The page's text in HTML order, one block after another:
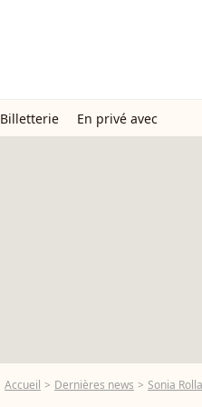
Billetterie En privé avec
Accueil Dernières news Sonia